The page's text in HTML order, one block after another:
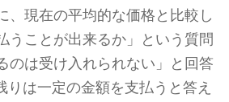
、現在の平均的な価格と比較し
うことが出来るか」という質問
のは受け入れられない」と回答
りは一定の金額を支払うと答え